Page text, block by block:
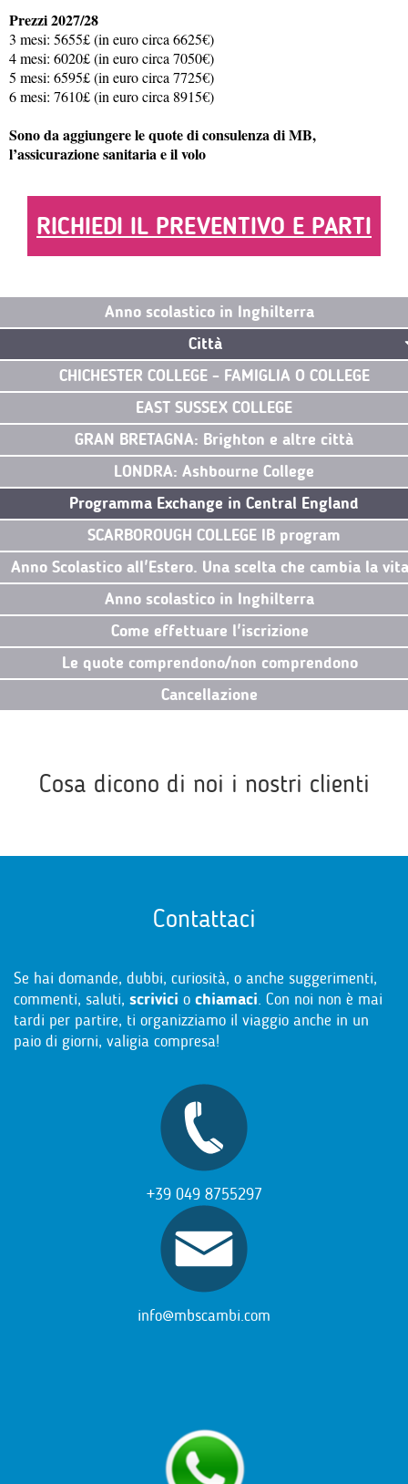
Prezzi 2027/28
3 mesi: 5655£ (in euro circa 6625€)
4 mesi: 6020£ (in euro circa 7050€)
5 mesi: 6595£ (in euro circa 7725€)
6 mesi: 7610£ (in euro circa 8915€)
Sono da aggiungere le quote di consulenza di MB,
l’assicurazione sanitaria e il volo
RICHIEDI IL PREVENTIVO E PARTI
Anno scolastico in Inghilterra
Città
CHICHESTER COLLEGE - FAMIGLIA O COLLEGE
EAST SUSSEX COLLEGE
GRAN BRETAGNA: Brighton e altre città
LONDRA: Ashbourne College
Programma Exchange in Central England
SCARBOROUGH COLLEGE IB program
Anno Scolastico all'Estero. Una scelta che cambia la vita
Anno scolastico in Inghilterra
Come effettuare l'iscrizione
Le quote comprendono/non comprendono
Cancellazione
Cosa dicono di noi i nostri clienti
Contattaci
Se hai domande, dubbi, curiosità, o anche suggerimenti,
commenti, saluti, scrivici o chiamaci. Con noi non è mai
tardi per partire, ti organizziamo il viaggio anche in un
paio di giorni, valigia compresa!
+39 049 8755297
info@mbscambi.com